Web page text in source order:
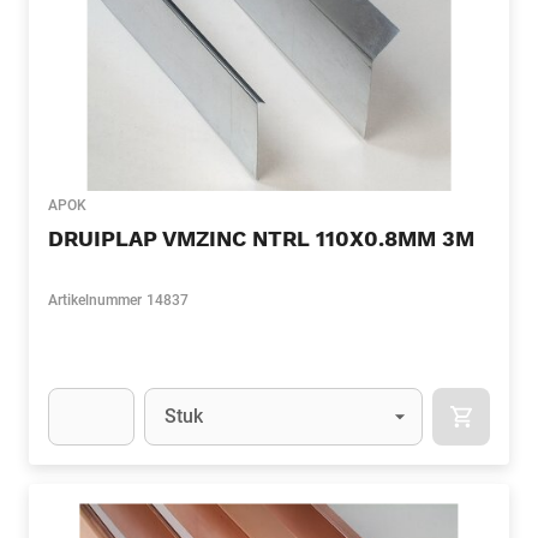
APOK
DRUIPLAP VMZINC NTRL 110X0.8MM 3M
Artikelnummer 14837
Eenheid
Stuk